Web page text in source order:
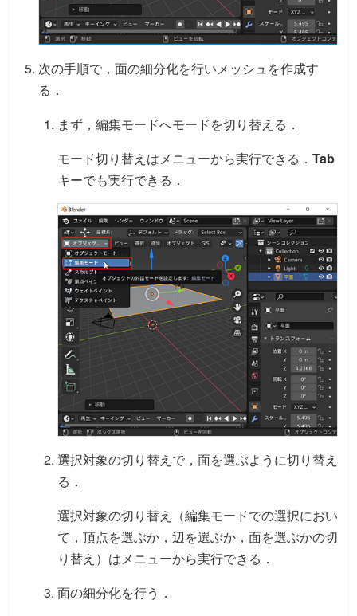
次の手順で，面の細分化を行いメッシュを作成す
る．
まず，編集モードへモードを切り替える．
モード切り替えはメニューから実行できる． Tab
キーでも実行できる．
選択対象の切り替えで，面を選ぶように切り替え
る．
選択対象の切り替え（編集モードでの選択におい
て，頂点を選ぶか，辺を選ぶか，面を選ぶかの切
り替え）はメニューから実行できる．
面の細分化を行う．